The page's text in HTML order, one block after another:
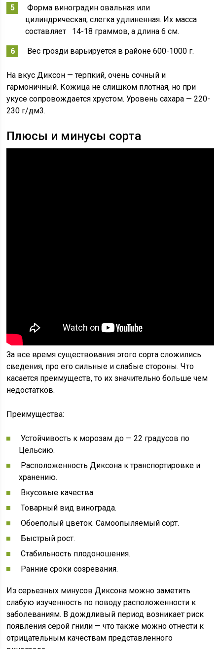
Форма виноградин овальная или
цилиндрическая, слегка удлиненная. Их масса
составляет 14-18 граммов, а длина 6 см.
Вес грозди варьируется в районе 600-1000 г.
На вкус Диксон — терпкий, очень сочный и
гармоничный. Кожица не слишком плотная, но при
укусе сопровождается хрустом. Уровень сахара — 220-
230 г/дм3.
Плюсы и минусы сорта
За все время существования этого сорта сложились
сведения, про его сильные и слабые стороны. Что
касается преимуществ, то их значительно больше чем
недостатков.
Преимущества:
Устойчивость к морозам до — 22 градусов по
Цельсию.
Расположенность Диксона к транспортировке и
хранению.
Вкусовые качества.
Товарный вид винограда.
Обоеполый цветок. Самоопыляемый сорт.
Быстрый рост.
Стабильность плодоношения.
Ранние сроки созревания.
Из серьезных минусов Диксона можно заметить
слабую изученность по поводу расположенности к
заболеваниям. В дождливый период возникает риск
появления серой гнили — что также можно отнести к
отрицательным качествам представленного